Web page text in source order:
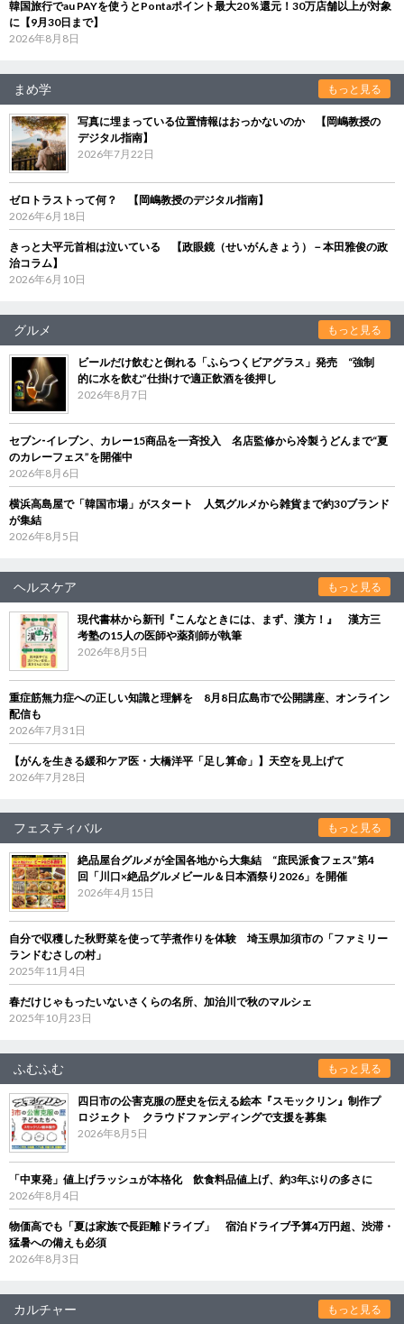
韓国旅行でau PAYを使うとPontaポイント最大20％還元！30万店舗以上が対象
に【9月30日まで】
2026年8月8日
まめ学 もっと見る
写真に埋まっている位置情報はおっかないのか 【岡嶋教授の
デジタル指南】
2026年7月22日
ゼロトラストって何？ 【岡嶋教授のデジタル指南】
2026年6月18日
きっと大平元首相は泣いている 【政眼鏡（せいがんきょう）－本田雅俊の政
治コラム】
2026年6月10日
グルメ もっと見る
ビールだけ飲むと倒れる「ふらつくビアグラス」発売 “強制
的に水を飲む”仕掛けで適正飲酒を後押し
2026年8月7日
セブン‐イレブン、カレー15商品を一斉投入 名店監修から冷製うどんまで“夏
のカレーフェス”を開催中
2026年8月6日
横浜高島屋で「韓国市場」がスタート 人気グルメから雑貨まで約30ブランド
が集結
2026年8月5日
ヘルスケア もっと見る
現代書林から新刊『こんなときには、まず、漢方！』 漢方三
考塾の15人の医師や薬剤師が執筆
2026年8月5日
重症筋無力症への正しい知識と理解を 8月8日広島市で公開講座、オンライン
配信も
2026年7月31日
【がんを生きる緩和ケア医・大橋洋平「足し算命」】天空を見上げて
2026年7月28日
フェスティバル もっと見る
絶品屋台グルメが全国各地から大集結 “庶民派食フェス”第4
回「川口×絶品グルメビール＆日本酒祭り2026」を開催
2026年4月15日
自分で収穫した秋野菜を使って芋煮作りを体験 埼玉県加須市の「ファミリー
ランドむさしの村」
2025年11月4日
春だけじゃもったいないさくらの名所、加治川で秋のマルシェ
2025年10月23日
ふむふむ もっと見る
四日市の公害克服の歴史を伝える絵本『スモックリン』制作プ
ロジェクト クラウドファンディングで支援を募集
2026年8月5日
「中東発」値上げラッシュが本格化 飲食料品値上げ、約3年ぶりの多さに
2026年8月4日
物価高でも「夏は家族で長距離ドライブ」 宿泊ドライブ予算4万円超、渋滞・
猛暑への備えも必須
2026年8月3日
カルチャー もっと見る